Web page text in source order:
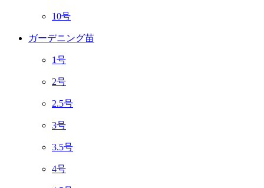
10号
ガーデニング苗
1号
2号
2.5号
3号
3.5号
4号